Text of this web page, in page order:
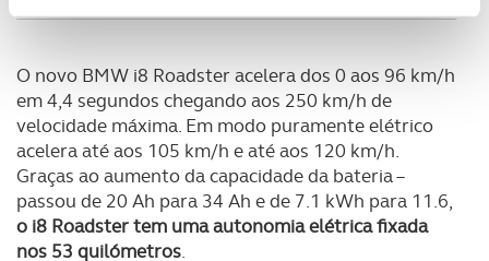
analisar dados de navegação no nosso website.
Adicionalmente partilhamos informação, relativa à sua
utilização do nosso site de publicidade e de análise, com
parceiros e organizações na UE e em países terceiros.
O ACP garantirá que as transferências internacionais de
O novo BMW i8 Roadster acelera dos 0 aos 96 km/h
em 4,4 segundos chegando aos 250 km/h de
velocidade máxima. Em modo puramente elétrico
acelera até aos 105 km/h e até aos 120 km/h.
Graças ao aumento da capacidade da bateria –
passou de 20 Ah para 34 Ah e de 7.1 kWh para 11.6,
o i8 Roadster tem uma autonomia elétrica fixada
nos 53 quilómetros.